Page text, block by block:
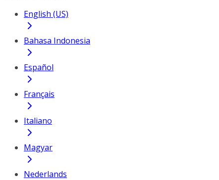
English (US)
Bahasa Indonesia
Español
Français
Italiano
Magyar
Nederlands